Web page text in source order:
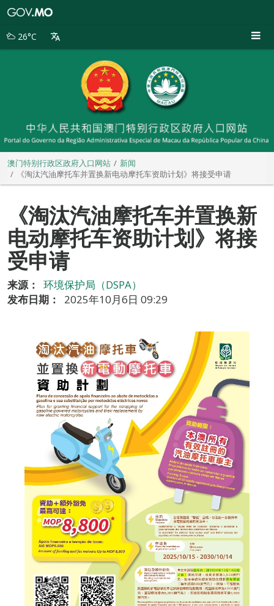
别
26°C
澳门特别行政区政府入口网站
新闻
《淘汰汽油摩托车并置换新电动摩托车资助计划》将接受申请
《淘汰汽油摩托车并置换新
电动摩托车资助计划》将接
受申请
来源：
环境保护局（DSPA）
发布日期：
2025年10月6日 09:29